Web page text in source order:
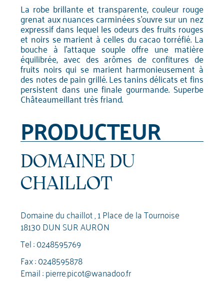
La robe brillante et transparente, couleur rouge
grenat aux nuances carminées s'ouvre sur un nez
expressif dans lequel les odeurs des fruits rouges
et noirs se marient à celles du cacao torréfié. La
bouche à l'attaque souple offre une matière
équilibrée, avec des arômes de confitures de
fruits noirs qui se marient harmonieusement à
des notes de pain grillé. Les tanins délicats et fins
persistent dans une finale gourmande. Superbe
Châteaumeillant très friand.
PRODUCTEUR
DOMAINE DU
CHAILLOT
Domaine du chaillot , 1 Place de la Tournoise
18130 DUN SUR AURON
Tel :0248595769
Fax : 0248595878
Email :pierre.picot@wanadoo.fr